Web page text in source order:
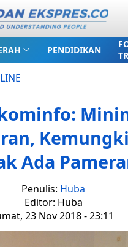
PENDIDIKAN
Ada
Penulis: Huba
Editor: Huba
23 Nov 2018 - 23:11